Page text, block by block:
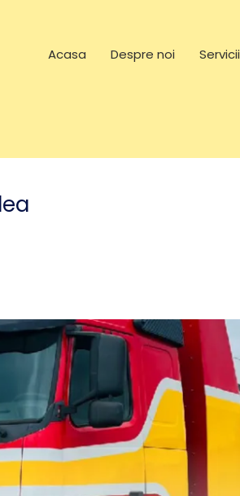
Acasa Despre noi Servicii